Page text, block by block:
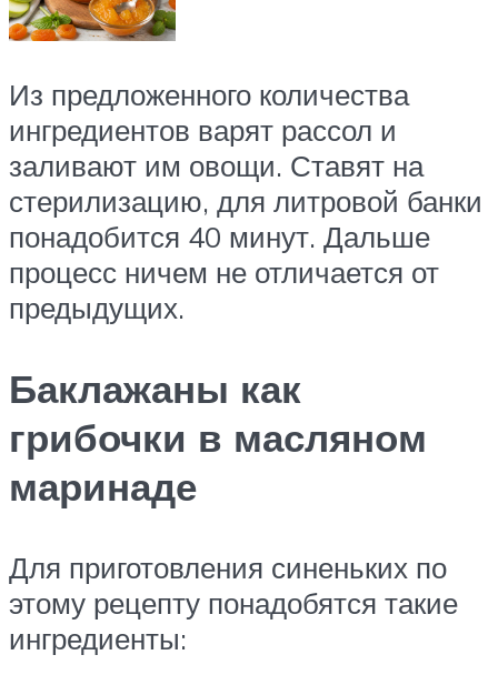
Из предложенного количества
ингредиентов варят рассол и
заливают им овощи. Ставят на
стерилизацию, для литровой банки
понадобится 40 минут. Дальше
процесс ничем не отличается от
предыдущих.
Баклажаны как
грибочки в масляном
маринаде
Для приготовления синеньких по
этому рецепту понадобятся такие
ингредиенты: